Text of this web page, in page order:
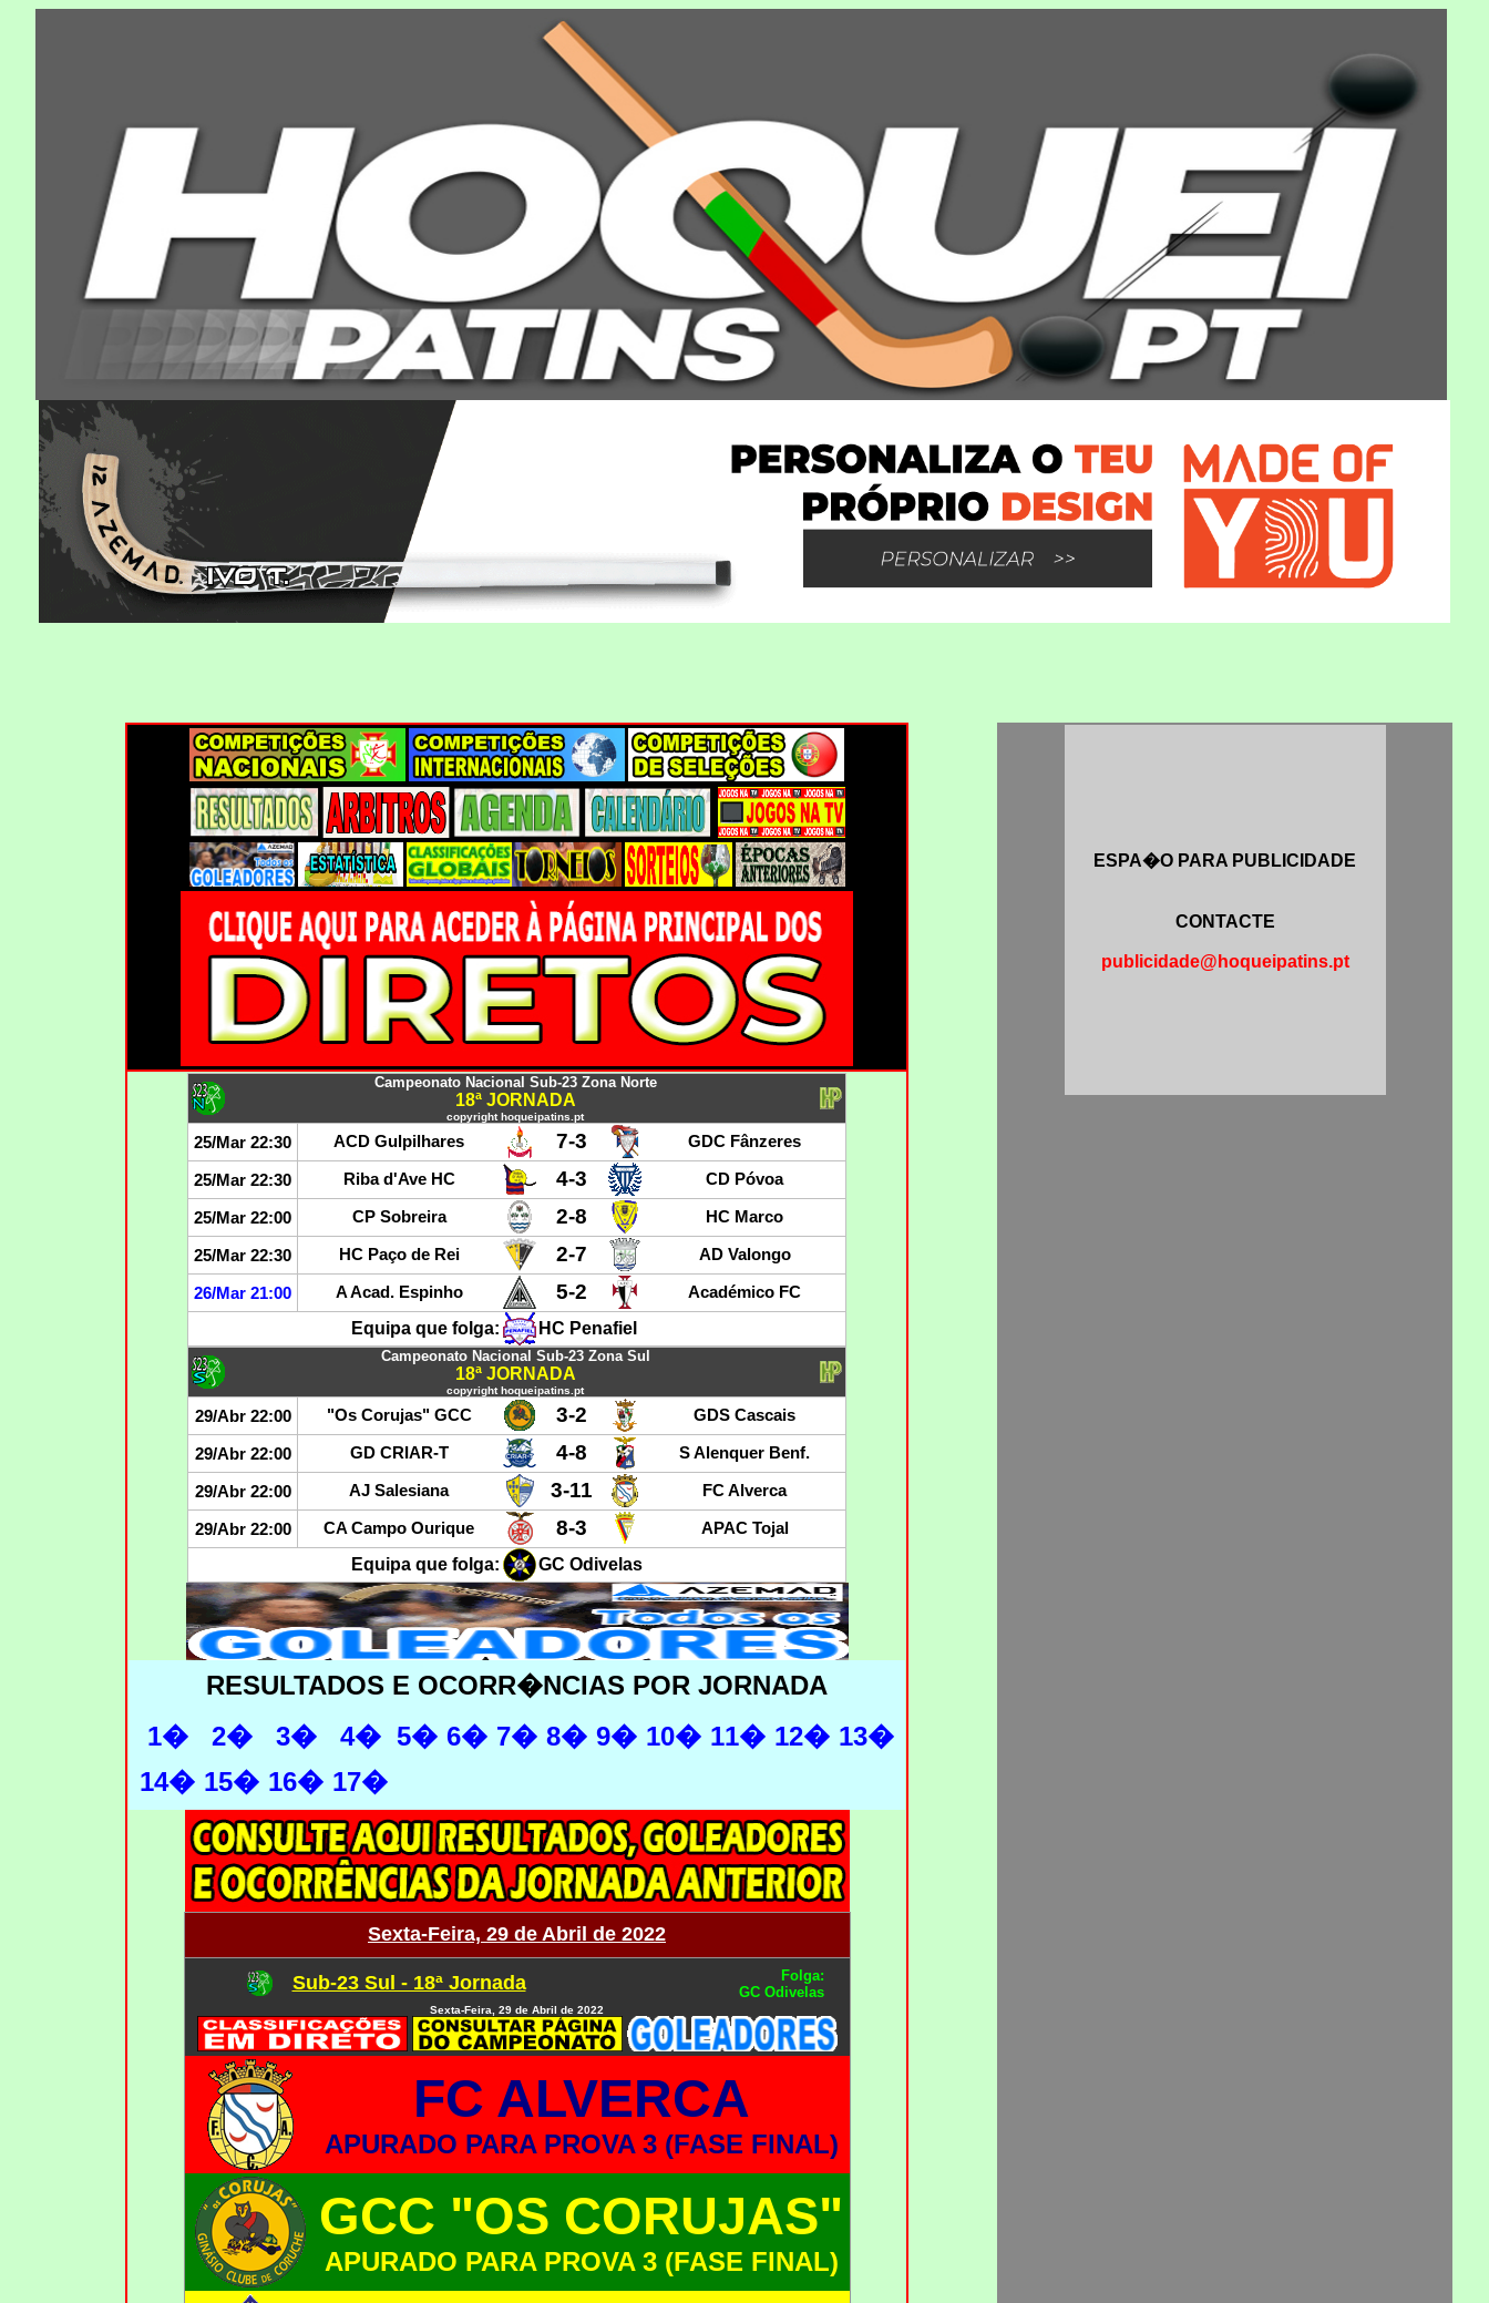
Campeonato Nacional Sub-23 Zona Norte
18ª JORNADA
copyright hoqueipatins.pt
25/Mar 22:30 ACD Gulpilhares 7-3 GDC Fânzeres
25/Mar 22:30 Riba d'Ave HC 4-3 CD Póvoa
25/Mar 22:00 CP Sobreira 2-8 HC Marco
25/Mar 22:30 HC Paço de Rei 2-7 AD Valongo
26/Mar 21:00 A Acad. Espinho 5-2 Académico FC
Equipa que folga: HC Penafiel
Campeonato Nacional Sub-23 Zona Sul
18ª JORNADA
copyright hoqueipatins.pt
29/Abr 22:00 "Os Corujas" GCC 3-2 GDS Cascais
29/Abr 22:00 GD CRIAR-T 4-8 S Alenquer Benf.
29/Abr 22:00 AJ Salesiana 3-11 FC Alverca
29/Abr 22:00 CA Campo Ourique 8-3 APAC Tojal
Equipa que folga: GC Odivelas
RESULTADOS E OCORR�NCIAS POR JORNADA
1�
2� 3� 4� 5� 6� 7� 8� 9� 10� 11� 12� 13�
14� 15� 16� 17�
Sexta-Feira, 29 de Abril de 2022
Sub-23 Sul - 18ª Jornada
Folga:
GC Odivelas
Sexta-Feira, 29 de Abril de 2022
FC ALVERCA
APURADO PARA PROVA 3 (FASE FINAL)
GCC "OS CORUJAS"
APURADO PARA PROVA 3 (FASE FINAL)
ESPA�O PARA PUBLICIDADE
CONTACTE
publicidade@hoqueipatins.pt